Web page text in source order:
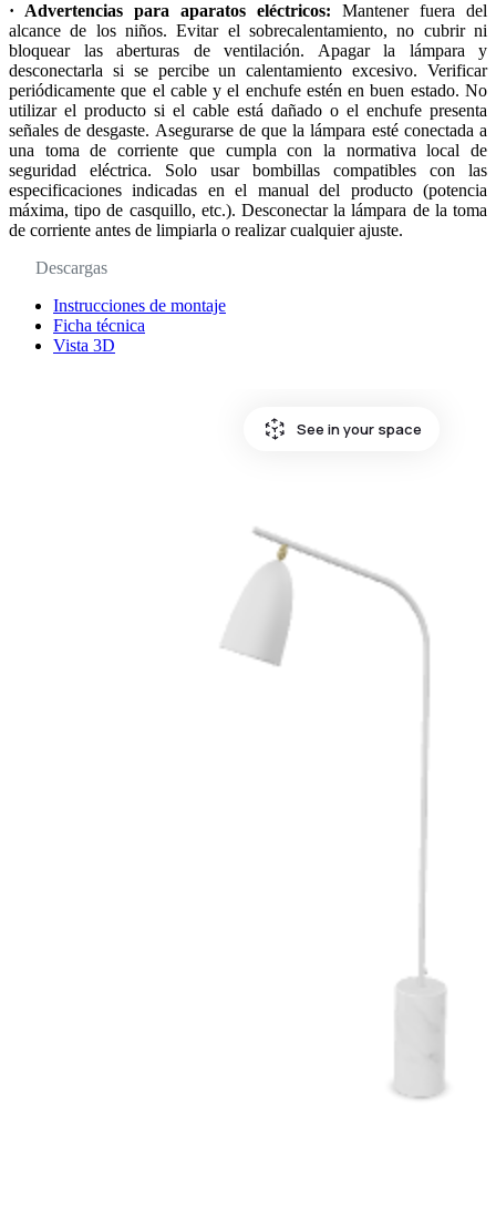
· Advertencias para aparatos eléctricos: Mantener fuera del
alcance de los niños. Evitar el sobrecalentamiento, no cubrir ni
bloquear las aberturas de ventilación. Apagar la lámpara y
desconectarla si se percibe un calentamiento excesivo. Verificar
periódicamente que el cable y el enchufe estén en buen estado. No
utilizar el producto si el cable está dañado o el enchufe presenta
señales de desgaste. Asegurarse de que la lámpara esté conectada a
una toma de corriente que cumpla con la normativa local de
seguridad eléctrica. Solo usar bombillas compatibles con las
especificaciones indicadas en el manual del producto (potencia
máxima, tipo de casquillo, etc.). Desconectar la lámpara de la toma
de corriente antes de limpiarla o realizar cualquier ajuste.
Descargas
Instrucciones de montaje
Ficha técnica
Vista 3D